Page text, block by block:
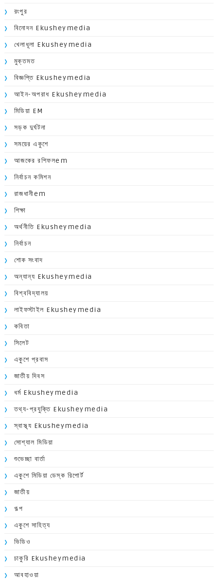
রংপুর
বিনোদন Ekusheymedia
খেলাধূলা Ekusheymedia
মুক্তমত
বিজ্ঞপ্তি Ekusheymedia
আইন-অপরাধ Ekusheymedia
মিডিয়া EM
সড়ক দুর্ঘটনা
সময়ের একুশে
আজকের রশিফলem
নির্বাচন কমিশন
রাজধানীem
শিক্ষা
অর্থনীতি Ekusheymedia
নির্বাচন
শোক সংবাদ
অন্যান্য Ekusheymedia
বিশ্ববিদ্যালয়
লাইফস্টাইল Ekusheymedia
কবিতা
সিলেট
একুশে প্রবাস
জাতীয় দিবস
ধর্ম Ekusheymedia
তথ্য-প্রযুক্তি Ekusheymedia
স্বাস্থ্য Ekusheymedia
সোশ্যাল মিডিয়া
শুভেচ্ছা বার্তা
একুশে মিডিয়া ডেস্ক রিপোর্ট
জাতীয়
গল্প
একুশে সাহিত্য
ভিডিও
চাকুরি Ekusheymedia
আবহাওয়া